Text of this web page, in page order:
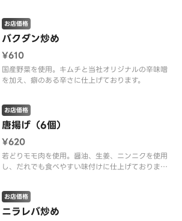
バクダン炒め
お店価格
¥610
国産野菜を使用。キムチと当社オリジナルの辛味噌
を加え、癖のある辛さに仕上げております。
唐揚げ（6個）
お店価格
¥620
若どりモモ肉を使用。醤油、生姜、ニンニクを使用
し、だれでも食べやすい味付けに仕上げておりま
ニラレバ炒め
お店価格